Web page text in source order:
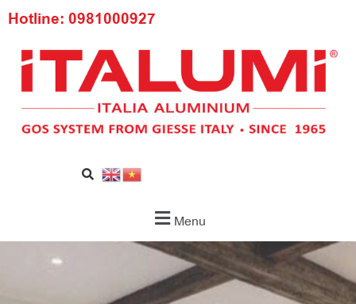
Hotline: 0981000927
Menu